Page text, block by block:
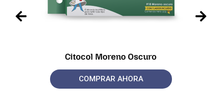
Citocol Moreno Oscuro
COMPRAR AHORA